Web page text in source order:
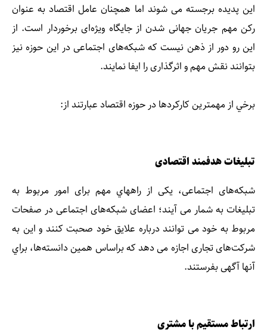
اين پديده برجسته می شوند اما همچنان عامل اقتصاد به عنوان
ركن مهم جريان جهانی شدن از جايگاه وي‍ژه‌ای برخوردار است. از
اين رو دور از ذهن نيست كه شبكه‌های اجتماعی در اين حوزه نيز
بتوانند نقش مهم و اثر‌گذاری را ايفا نمايند.
برخي از مهمترين کارکرد­ها در حوزه اقتصاد عبارتند از:
تبليغات هدفمند اقتصادی
شبكه‌های اجتماعی، يكی از راههاي مهم برای امور مربوط به
تبليغات به شمار می آيند؛ اعضای شبكه‌های اجتماعی در صفحات
مربوط به خود می توانند درباره علايق خود صحبت كنند و اين به
شركت‌های تجاری اجازه می دهد كه بر‌اساس همين دانسته‌ها، براي
آنها آگهی بفرستند.
ارتباط مستقيم با مشتری